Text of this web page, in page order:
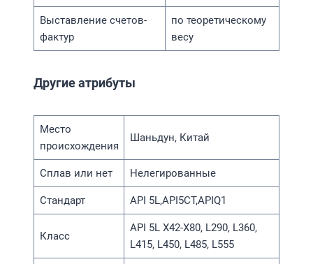
Выставление счетов-
фактур
по теоретическому
весу
Другие атрибуты
Место
происхождения
Шаньдун, Китай
Сплав или нет Нелегированные
Стандарт API 5L,API5CT,APIQ1
Класс
API 5L X42-X80, L290, L360,
L415, L450, L485, L555